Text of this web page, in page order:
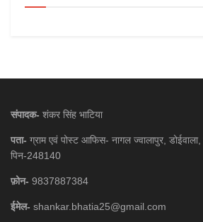
संपादक- शंकर सिंह भाटिया
पता- ग्राम एवं पोस्ट आफिस- नागल ज्वालापुर,
पिन-248140
फ़ोन- 9837887384
ईमेल- shankar.bhatia25@gmail.com